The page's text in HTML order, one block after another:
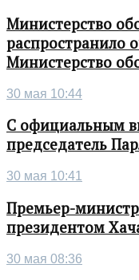
Министерство
распространило
Министерство
30 мая 10:44
С официальным
председатель
30 мая 10:41
Премьер-
президентом
30 мая 08:36